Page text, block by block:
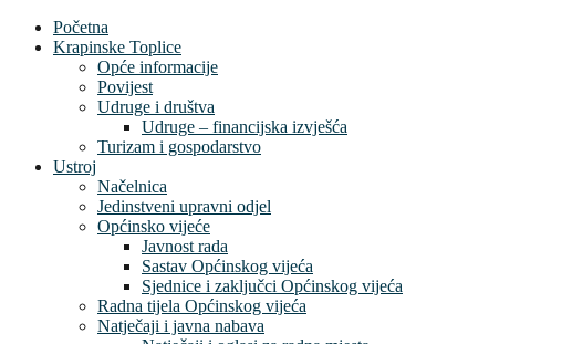
Početna
Krapinske Toplice
Opće informacije
Povijest
Udruge i društva
Udruge – financijska izvješća
Turizam i gospodarstvo
Ustroj
Načelnica
Jedinstveni upravni odjel
Općinsko vijeće
Javnost rada
Sastav Općinskog vijeća
Sjednice i zaključci Općinskog vijeća
Radna tijela Općinskog vijeća
Natječaji i javna nabava